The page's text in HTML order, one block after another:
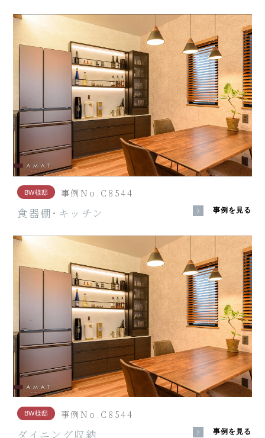
BW様邸 事例No.C8544
食器棚･キッチン 事例を見る
BW様邸 事例No.C8544
ダイニング収納 事例を見る